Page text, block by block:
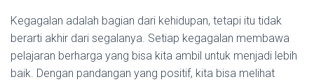
Kegagalan adalah bagian dari kehidupan, tetapi itu tidak
berarti akhir dari segalanya. Setiap kegagalan membawa
pelajaran berharga yang bisa kita ambil untuk menjadi lebih
baik. Dengan pandangan yang positif, kita bisa melihat